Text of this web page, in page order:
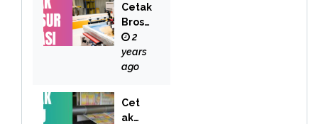
Cetak
Brosu
r
Bekas
i
2
years
ago
Cet
ak